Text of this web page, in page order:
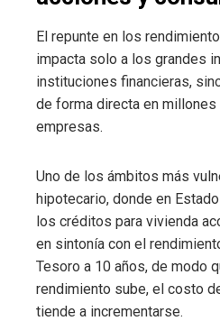
El repunte en los
impacta solo a los grandes
instituciones financieras,
de forma directa en
empresas.
Uno de los ámbitos más
hipotecario, donde en
los créditos para vivienda
en sintonía con el
Tesoro a 10 años, de modo
rendimiento sube, el costo
tiende a incrementarse.